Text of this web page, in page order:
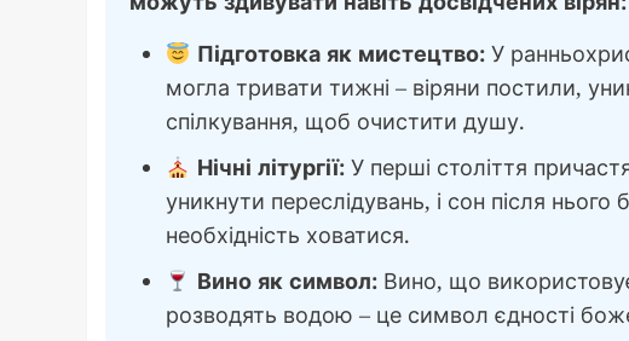
Підготовка як мистецтво:У
могла тривати тижні – віряни постили,
спілкування, щоб очистити душу.
Нічні літургії:У перші століття
уникнути переслідувань, і сон після
необхідність ховатися.
Вино як символ:Вино, що
розводять водою – це символ єдності